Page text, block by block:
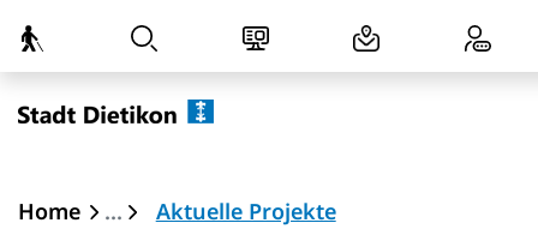
zur Startseite
Direkt zur Hauptnavigation
Direkt zum Inhalt
Direkt zur Suche
Direkt zum Stichwortverzeichnis
Dietikon
Home Aktuelle Projekte(ausgewählt)